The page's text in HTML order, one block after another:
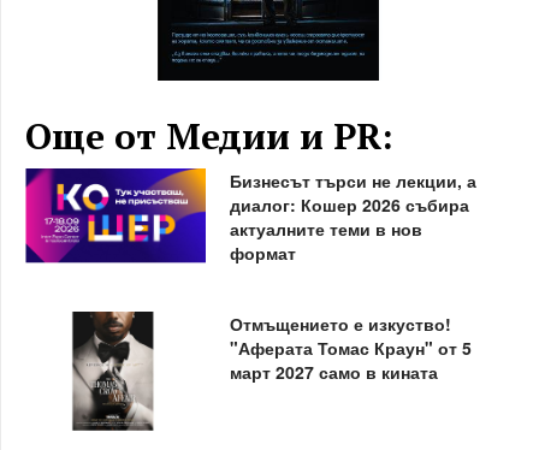
Още от Медии и PR:
Бизнесът търси не лекции, а
диалог: Кошер 2026 събира
актуалните теми в нов
формат
Отмъщението е изкуство!
"Аферата Томас Краун" от 5
март 2027 само в кината